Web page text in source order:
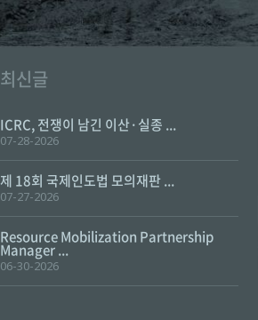
최신글
ICRC, 전쟁이 남긴 이산·실종 ...
07-28-2026
제 18회 국제인도법 모의재판 ...
07-27-2026
Resource Mobilization Partnership
Manager ...
06-30-2026